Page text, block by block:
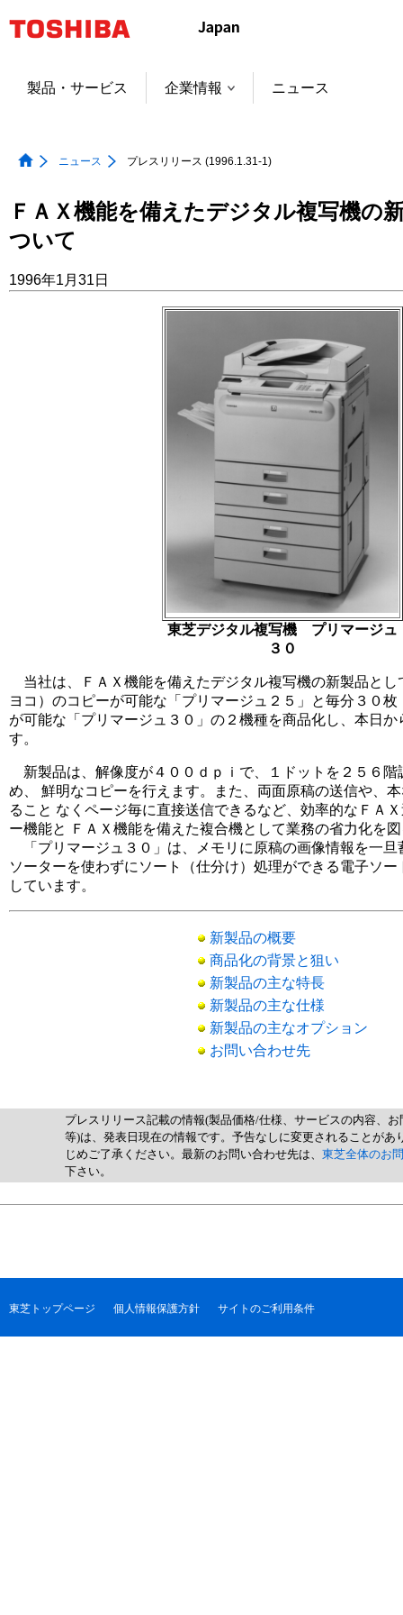
ャ
製品・サービス 企業情報 ニュース
ニュース プレスリリース (1996.1.31-1)
ＦＡＸ機能を備えたデジタル複写機の
ついて
1996年1月31日
東芝デジタル複写機 プリマージュ
３０
当社は、ＦＡＸ機能を備えたデジタル複写機の新製品とし
ヨコ）のコピーが可能な「プリマージュ２５」と毎分３０
が可能な「プリマージュ３０」の２機種を商品化し、本日
す。
新製品は、解像度が４００ｄｐｉで、１ドットを２５６階
め、 鮮明なコピーを行えます。また、両面原稿の送信や、
ること なくページ毎に直接送信できるなど、効率的なＦＡ
ー機能と ＦＡＸ機能を備えた複合機として業務の省力化を
「プリマージュ３０」は、メモリに原稿の画像情報を一旦
ソーターを使わずにソート（仕分け）処理ができる電子ソ
しています。
新製品の概要
商品化の背景と狙い
新製品の主な特長
新製品の主な仕様
新製品の主なオプション
お問い合わせ先
プレスリリース記載の情報(製品価格/仕様、サービスの内容、
等)は、発表日現在の情報です。予告なしに変更されることがあ
じめご了承ください。最新のお問い合わせ先は、 東芝全体のお
下さい。
東芝トップページ 個人情報保護方針 サイトのご利用条件